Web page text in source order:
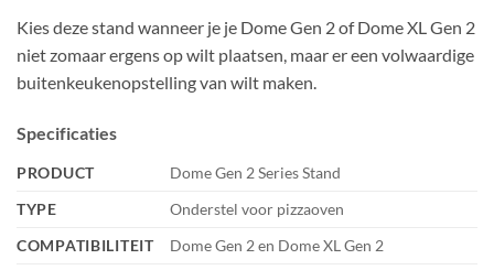
Kies deze stand wanneer je je Dome Gen 2 of Dome XL Gen 2
niet zomaar ergens op wilt plaatsen, maar er een volwaardige
buitenkeukenopstelling van wilt maken.
Specificaties
PRODUCT
Dome Gen 2 Series Stand
TYPE
Onderstel voor pizzaoven
COMPATIBILITEIT
Dome Gen 2 en Dome XL Gen 2